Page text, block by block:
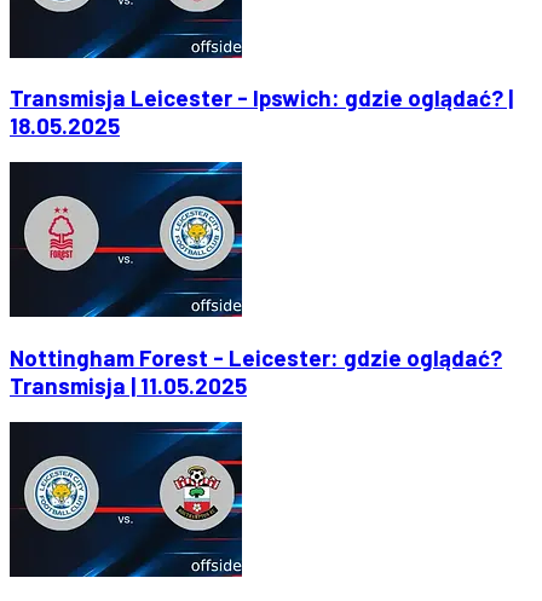
Transmisja Leicester - Ipswich: gdzie oglądać? |
18.05.2025
Nottingham Forest - Leicester: gdzie oglądać?
Transmisja | 11.05.2025